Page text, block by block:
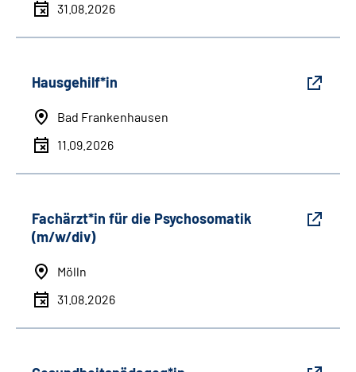
31.08.2026
Hausgehilf*in
Bad Frankenhausen
11.09.2026
Fachärzt*in für die Psychosomatik
(m/w/div)
Mölln
31.08.2026